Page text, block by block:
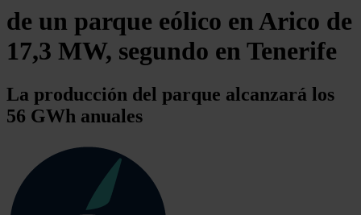
de un parque eólico en Arico de
17,3 MW, segundo en Tenerife
La producción del parque alcanzará los
56 GWh anuales